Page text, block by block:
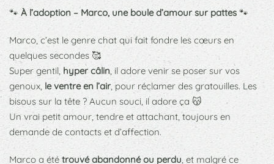
🐾 À l’adoption – Marco, une boule d’amour sur pattes 🐾
Marco, c’est le genre chat qui fait fondre les cœurs en
quelques secondes 🥰
Super gentil, hyper câlin, il adore venir se poser sur vos
genoux, le ventre en l’air, pour réclamer des gratouilles. Les
bisous sur la tête ? Aucun souci, il adore ça 😽
Un vrai petit amour, tendre et attachant, toujours en
demande de contacts et d’affection.
Marco a été trouvé abandonné ou perdu, et malgré ce